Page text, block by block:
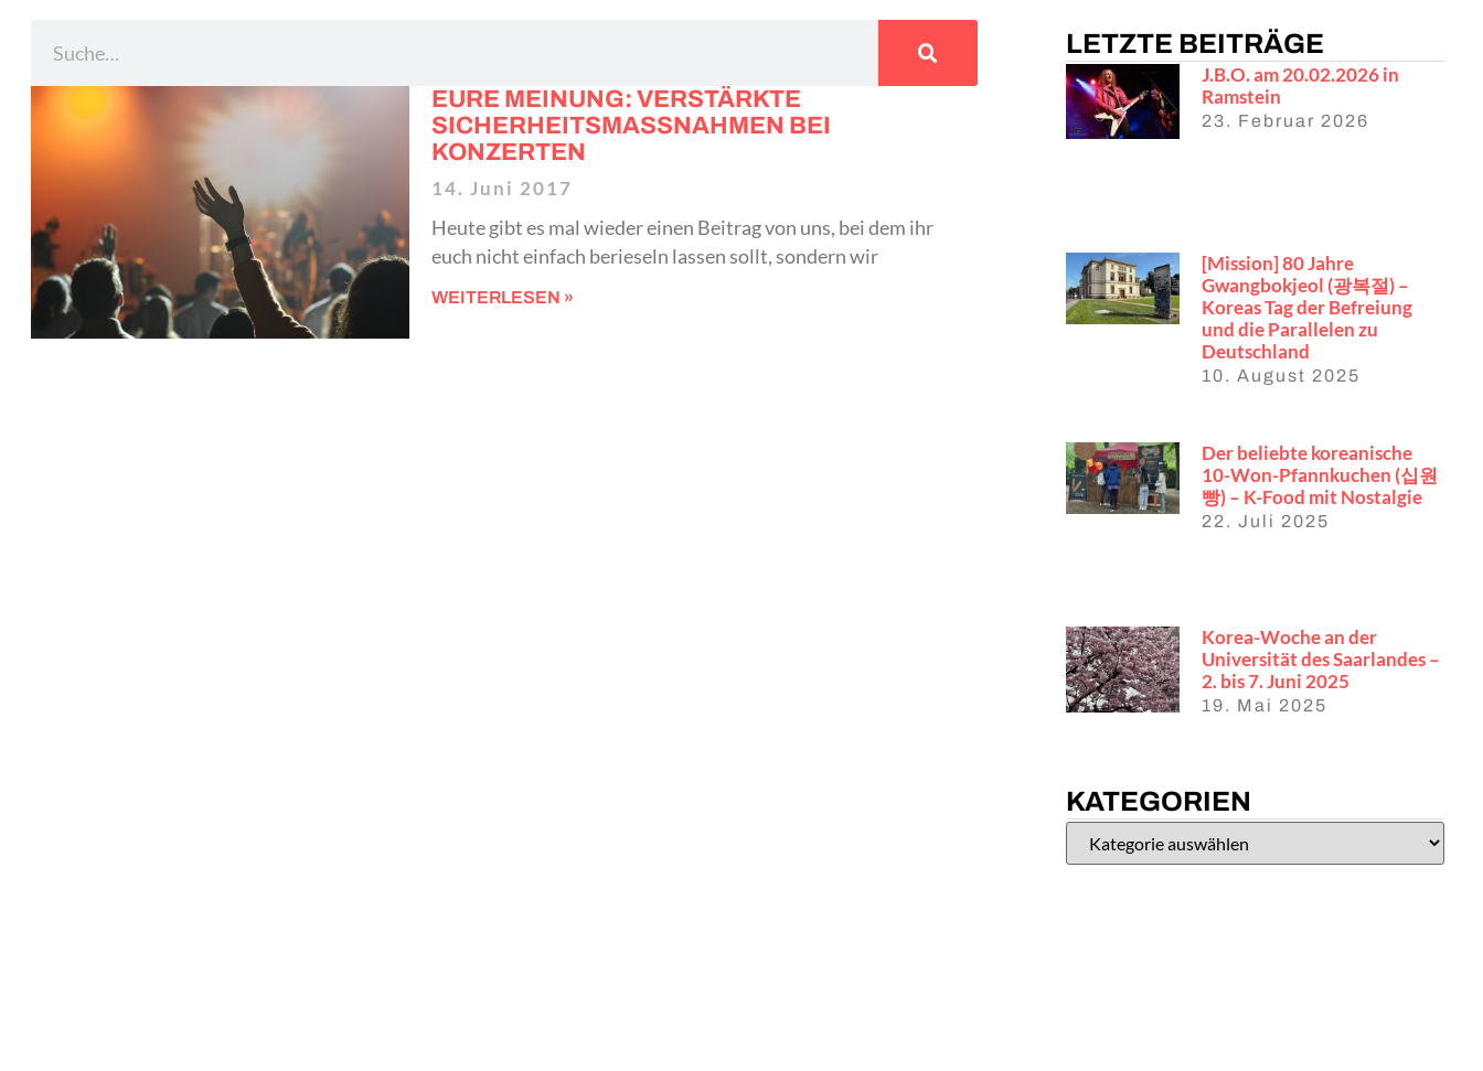
EURE MEINUNG: VERSTÄRKTE
SICHERHEITSMASSNAHMEN BEI K
ONZERTEN
14. Juni 2017
Heute gibt es mal wieder einen Beitrag von uns, bei dem ihr
euch nicht einfach berieseln lassen sollt, sondern wir
WEITERLESEN »
LETZTE BEITRÄGE
J.B.O. am 20.02.2026 in
Ramstein
23. Februar 2026
[Mission] 80 Jahre
Gwangbokjeol (광복절) –
Koreas Tag der Befreiung
und die Parallelen zu
Deutschland
10. August 2025
Der beliebte koreanische
10-Won-Pfannkuchen (십원
빵) – K-Food mit Nostalgie
22. Juli 2025
Korea-Woche an der
Universität des Saarlandes –
2. bis 7. Juni 2025
19. Mai 2025
KATEGORIEN